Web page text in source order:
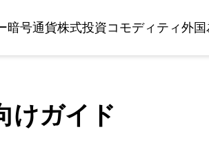
暗号通貨株式投資コモディティ外
けガイド